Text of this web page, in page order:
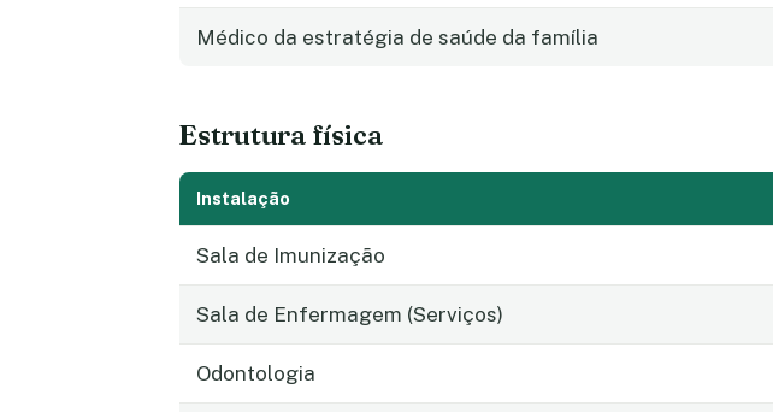
Médico da estratégia de saúde da família
Estrutura física
Instalação
Sala de Imunização
Sala de Enfermagem (Serviços)
Odontologia